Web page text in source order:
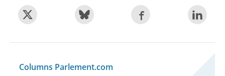
Columns Parlement.com